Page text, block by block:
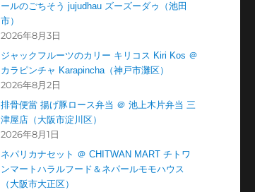
ールのごちそう jujudhau ズーズーダゥ（池田
市）
2026年8月3日
ジャックフルーツのカリー キリコス Kiri Kos ＠
カラピンチャ Karapincha（神戸市灘区）
2026年8月2日
排骨便當 揚げ豚ロース弁当 ＠ 池上木片弁当 三
津屋店（大阪市淀川区）
2026年8月1日
ネパリカナセット ＠ CHITWAN MART チトワ
ンマートハラルフード＆ネパールモモハウス
（大阪市大正区）